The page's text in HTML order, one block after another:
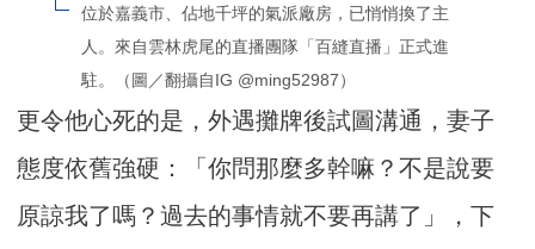
位於嘉義市、佔地千坪的氣派廠房，已悄悄換了主
人。來自雲林虎尾的直播團隊「百縫直播」正式進
駐。（圖／翻攝自IG @ming52987）
更令他心死的是，外遇攤牌後試圖溝通，妻子
態度依舊強硬：「你問那麼多幹嘛？不是說要
原諒我了嗎？過去的事情就不要再講了」，下